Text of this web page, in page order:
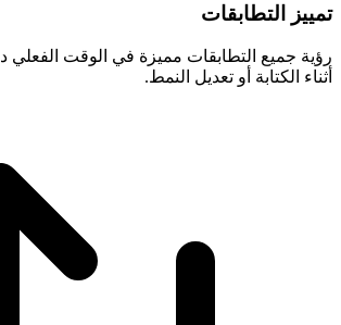
تمييز التطابقات
رؤية جميع التطابقات مميزة في الوقت الفعلي
أثناء الكتابة أو تعديل النمط.